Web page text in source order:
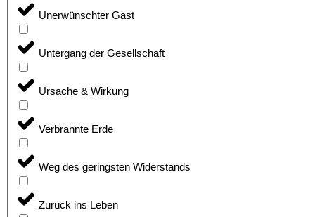
Unerwünschter Gast
Untergang der Gesellschaft
Ursache & Wirkung
Verbrannte Erde
Weg des geringsten Widerstands
Zurück ins Leben